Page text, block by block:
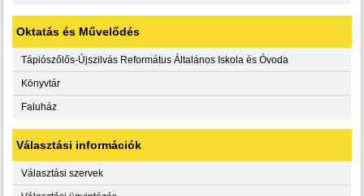
Oktatás és Művelődés
Tápiószőlős-Újszilvás Református Általános Iskola és Óvoda
Könyvtár
Faluház
Választási információk
Választási szervek